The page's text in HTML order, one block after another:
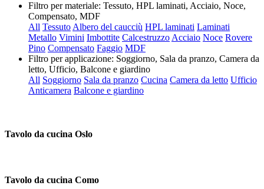
Filtro per materiale: Tessuto, HPL laminati, Acciaio, Noce,
Compensato, MDF
All TessutoAlbero del caucciù HPL laminati Laminati
Metallo Vimini Imbottite CalcestruzzoAcciaio Noce Rovere
Pino Compensato Faggio MDF
Filtro per applicazione: Soggiorno, Sala da pranzo, Camera da
letto, Ufficio, Balcone e giardino
All Soggiorno Sala da pranzo Cucina Camera da letto Ufficio
Anticamera Balcone e giardino
Tavolo da cucina Oslo
Tavolo da cucina Como